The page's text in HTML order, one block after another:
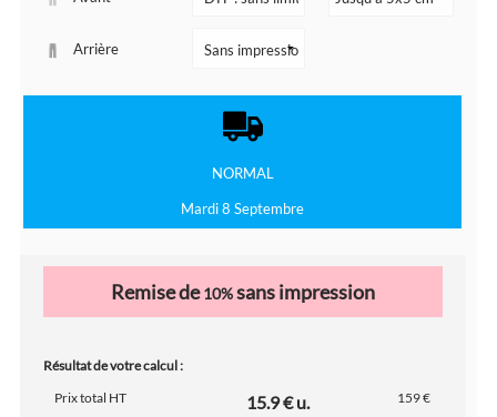
Arrière
NORMAL
Mardi 8 Septembre
Remise de10%sans impression
Résultat de votre calcul :
Prix total HT
15.9 € u. 159 €